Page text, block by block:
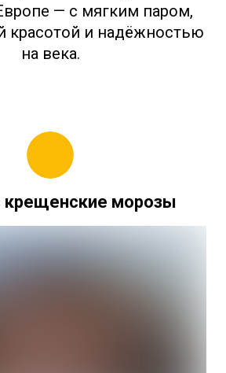
— с мягким паром,
красотой и надёжностью
на века.
крещенские морозы